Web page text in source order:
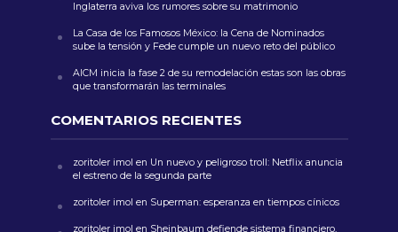
Inglaterra aviva los rumores sobre su matrimonio
La Casa de los Famosos México: la Cena de Nominados
sube la tensión y Fede cumple un nuevo reto del público
AICM inicia la fase 2 de su remodelación estas son las obras
que transformarán las terminales
COMENTARIOS RECIENTES
zoritoler imol en Un nuevo y peligroso troll: Netflix anuncia
el estreno de la segunda parte
zoritoler imol en Superman: esperanza en tiempos cínicos
zoritoler imol en Sheinbaum defiende sistema financiero,